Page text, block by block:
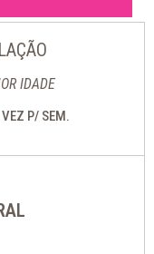
IDADE
P/ SEM.